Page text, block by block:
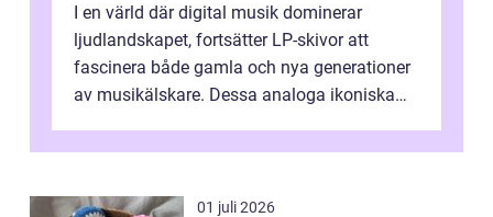
I en värld där digital musik dominerar
ljudlandskapet, fortsätter LP-skivor att
fascinera både gamla och nya generationer
av musikälskare. Dessa analoga ikoniska
01 juli 2026